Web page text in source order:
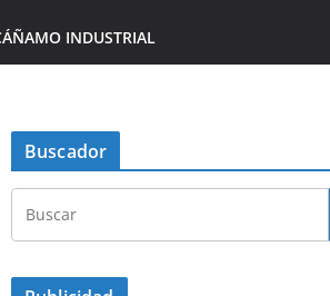
INDUSTRIAL
Buscador